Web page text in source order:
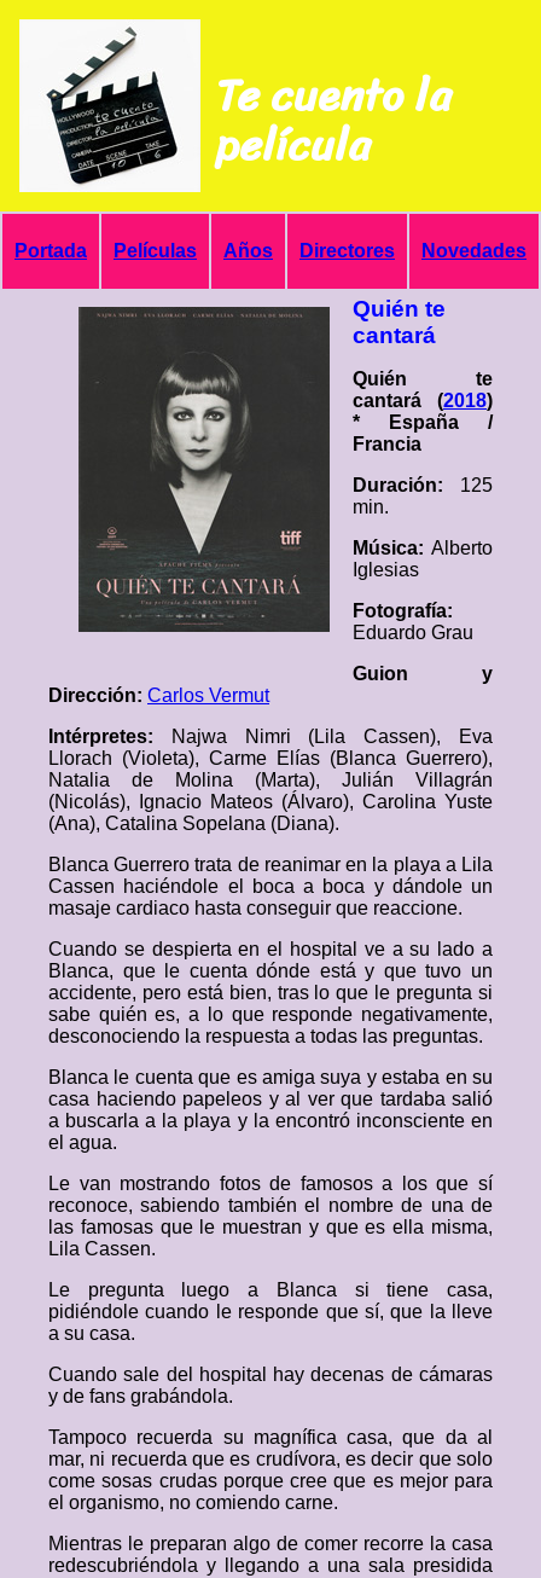
Te cuento la
película
Portada Películas Años Directores Novedades
Quién te
cantará
Quién te
cantará (2018)
* España /
Francia
Duración: 125
min.
Música: Alberto
Iglesias
Fotografía:
Eduardo Grau
Guion y
Dirección: Carlos Vermut
Intérpretes:
Najwa Nimri (Lila Cassen), Eva
Llorach (Violeta), Carme Elías (Blanca Guerrero),
Natalia de Molina (Marta), Julián Villagrán
(Nicolás), Ignacio Mateos (Álvaro), Carolina Yuste
(Ana), Catalina Sopelana (Diana).
Blanca Guerrero trata de reanimar en la playa a Lila
Cassen haciéndole el boca a boca y dándole un
masaje cardiaco hasta conseguir que reaccione.
Cuando se despierta en el hospital ve a su lado a
Blanca, que le cuenta dónde está y que tuvo un
accidente, pero está bien, tras lo que le pregunta si
sabe quién es, a lo que responde negativamente,
desconociendo la respuesta a todas las preguntas.
Blanca le cuenta que es amiga suya y estaba en su
casa haciendo papeleos y al ver que tardaba salió
a buscarla a la playa y la encontró inconsciente en
el agua.
Le van mostrando fotos de famosos a los que sí
reconoce, sabiendo también el nombre de una de
las famosas que le muestran y que es ella misma,
Lila Cassen.
Le pregunta luego a Blanca si tiene casa,
pidiéndole cuando le responde que sí, que la lleve
a su casa.
Cuando sale del hospital hay decenas de cámaras
y de fans grabándola.
Tampoco recuerda su magnífica casa, que da al
mar, ni recuerda que es crudívora, es decir que solo
come sosas crudas porque cree que es mejor para
el organismo, no comiendo carne.
Mientras le preparan algo de comer recorre la casa
redescubriéndola y llegando a una sala presidida